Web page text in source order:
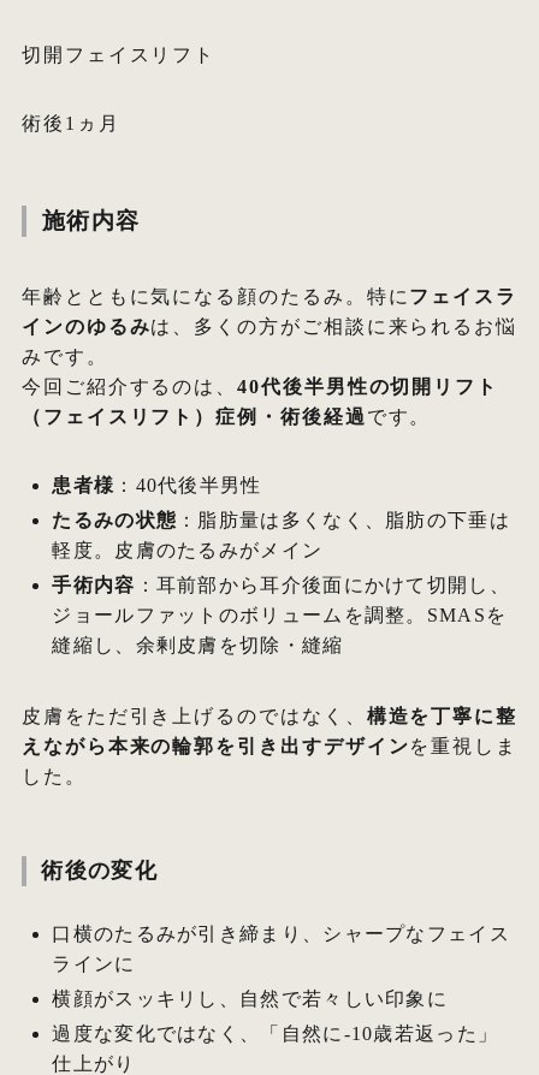
切開フェイスリフト
術後1ヵ月
施術内容
年齢とともに気になる顔のたるみ。特に フェイスラ
インのゆるみは、多くの方がご相談に来られるお悩
みです。
今回ご紹介するのは、40代後半男性の切開リフト
（フェイスリフト）症例・術後経過 です。
患者様 ：40代後半男性
たるみの状態 ：脂肪量は多くなく、脂肪の下垂は
軽度。皮膚のたるみがメイン
手術内容 ：耳前部から耳介後面にかけて切開し、
ジョールファットのボリュームを調整。SMASを
縫縮し、余剰皮膚を切除・縫縮
皮膚をただ引き上げるのではなく、 構造を丁寧に整
えながら本来の輪郭を引き出すデザインを重視しま
した。
術後の変化
口横のたるみが引き締まり、シャープなフェイス
ラインに
横顔がスッキリし、自然で若々しい印象に
過度な変化ではなく、「自然に-10歳若返った」
仕上がり